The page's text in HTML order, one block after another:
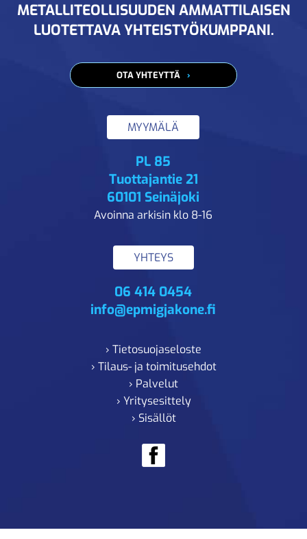
METALLITEOLLISUUDEN AMMATTILAISEN
LUOTETTAVA YHTEISTYÖKUMPPANI.
OTA YHTEYTTÄ
MYYMÄLÄ
PL 85
Tuottajantie 21
60101 Seinäjoki
Avoinna arkisin klo 8-16
YHTEYS
06 414 0454
info@epmigjakone.fi
› Tietosuojaseloste
› Tilaus- ja toimitusehdot
› Palvelut
› Yritysesittely
› Sisällöt